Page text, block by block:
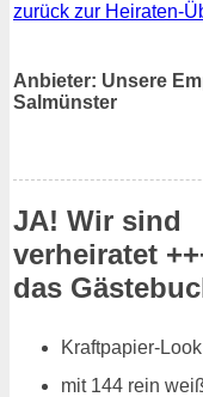
zurück zur Heiraten-
Anbieter: Unsere
Salmünster
JA! Wir sind
verheiratet
das
Kraftpapier-
mit 144 rein